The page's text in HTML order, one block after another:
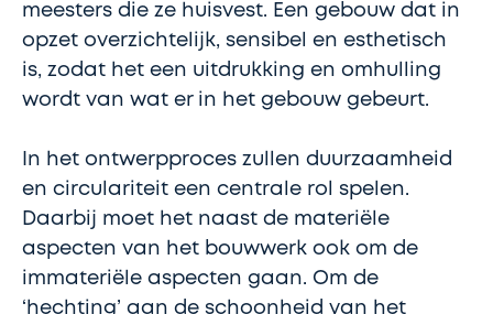
meesters die ze huisvest. Een gebouw dat in
opzet overzichtelijk, sensibel en esthetisch
is, zodat het een uitdrukking en omhulling
wordt van wat er in het gebouw gebeurt.
In het ontwerpproces zullen duurzaamheid
en circulariteit een centrale rol spelen.
Daarbij moet het naast de materiële
aspecten van het bouwwerk ook om de
immateriële aspecten gaan. Om de
‘hechting’ aan de schoonheid van het